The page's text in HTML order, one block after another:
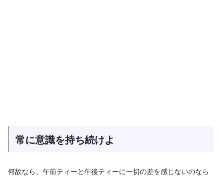
常に意識を持ち続けよ
何故なら、午前ティーと午後ティーに一切の差を感じないのなら